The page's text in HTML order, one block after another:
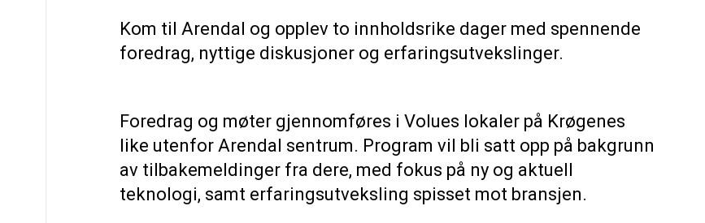
Kom til Arendal og opplev to innholdsrike dager med spennende
foredrag, nyttige diskusjoner og erfaringsutvekslinger.
Foredrag og møter gjennomføres i Volues lokaler på Krøgenes
like utenfor Arendal sentrum. Program vil bli satt opp på bakgrunn
av tilbakemeldinger fra dere, med fokus på ny og aktuell
teknologi, samt erfaringsutveksling spisset mot bransjen.